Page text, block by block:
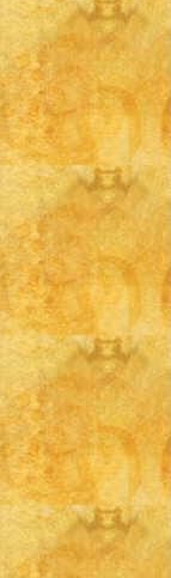
دار الأمير : مختصر كتاب
علي شريعتي
حديثاً كتاب دم ابيض
مركز الحضارة لتنمية
الإسلامي